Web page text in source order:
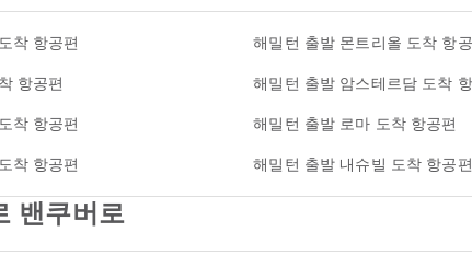
착 항공편 해밀턴 출발 몬트리올 도착 항
항공편 해밀턴 출발 암스테르담 도착
착 항공편 해밀턴 출발 로마 도착 항공편
착 항공편 해밀턴 출발 내슈빌 도착 항공편
밴쿠버로